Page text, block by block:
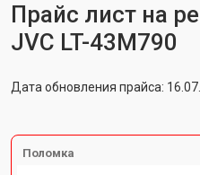
Прайс лист на
JVC LT-43M790
Дата обновления прайса:
Поломка